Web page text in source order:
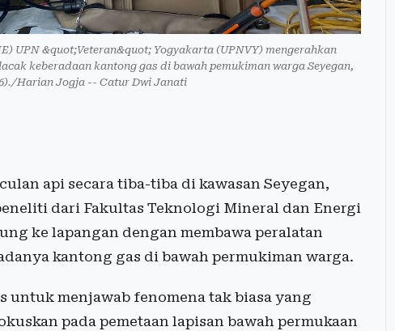
UPN &quot;Veteran&quot; Yogyakarta (UPNVY) mengerahkan
keberadaan kantong gas di bawah pemukiman warga Seyegan,
Harian Jogja -- Catur Dwi Janati
api secara tiba-tiba di kawasan Seyegan,
dari Fakultas Teknologi Mineral dan Energi
ke lapangan dengan membawa peralatan
kantong gas di bawah permukiman warga.
menjawab fenomena tak biasa yang
pada pemetaan lapisan bawah permukaan